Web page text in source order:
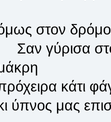
στον
Σαν γύρισα
κάτι
ύπνος μας